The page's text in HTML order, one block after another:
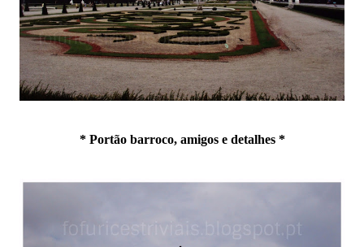
* Portão barroco, amigos e detalhes *